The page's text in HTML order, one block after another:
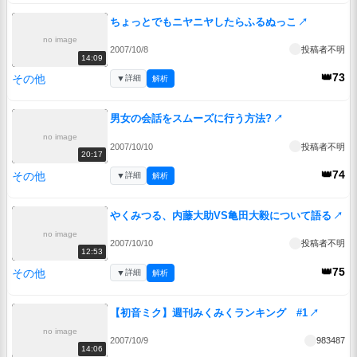
no image
14:09
ちょっとでもニヤニヤしたらふるぬっこ ↗
2007/10/8 投稿者不明
その他 👑73
▼詳細 解析
no image
20:17
男女の会話をスムーズに行う方法? ↗
2007/10/10 投稿者不明
その他 👑74
▼詳細 解析
no image
12:53
やくみつる、内藤大助VS亀田大毅について語る ↗
2007/10/10 投稿者不明
その他 👑75
▼詳細 解析
no image
14:06
【初音ミク】週刊みくみくランキング #1 ↗
2007/10/9 983487